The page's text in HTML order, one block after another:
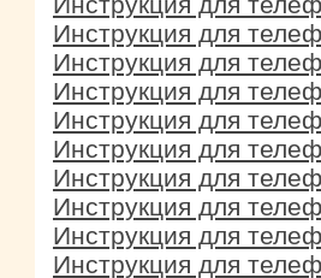
Инструкция для
Инструкция для
Инструкция для
Инструкция для
Инструкция для
Инструкция для
Инструкция для
Инструкция для
Инструкция для